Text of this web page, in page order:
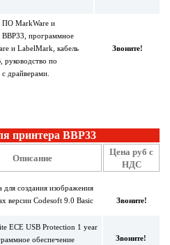
ПО MarkWare и
программное
и LabelMark, кабель
руководство по
драйверами.
Звоните!
принтера BBP33
Описание
Цена руб с
НДС
создания изображения
версии Codesoft 9.0 Basic
Звоните!
ECE USB Protection 1 year
обеспечение
Звоните!